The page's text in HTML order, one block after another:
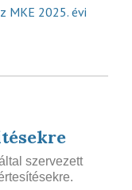
MKE 2025. évi
szervezett